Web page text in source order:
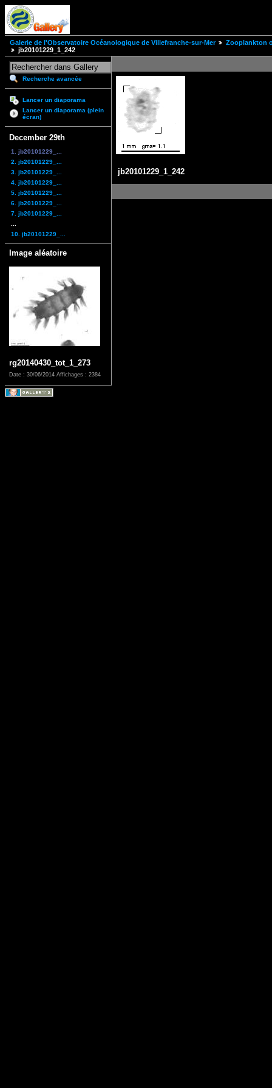
Galerie de l'Observatoire Océanologique de Villefranche-sur-Mer
Zooplankton
jb20101229_1_242
Recherche avancée
Lancer un diaporama
Lancer un diaporama (plein
écran)
December 29th
1. jb20101229_...
2. jb20101229_...
3. jb20101229_...
4. jb20101229_...
5. jb20101229_...
6. jb20101229_...
7. jb20101229_...
10. jb20101229_...
Image aléatoire
rg20140430_tot_1_273
Date : 30/06/2014 Affichages : 2384
jb20101229_1_242